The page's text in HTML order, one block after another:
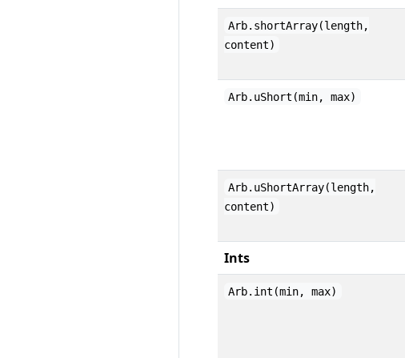
Arb.shortArray(length,
content)
Arb.uShort(min, max)
Arb.uShortArray(length,
content)
Ints
Arb.int(min, max)